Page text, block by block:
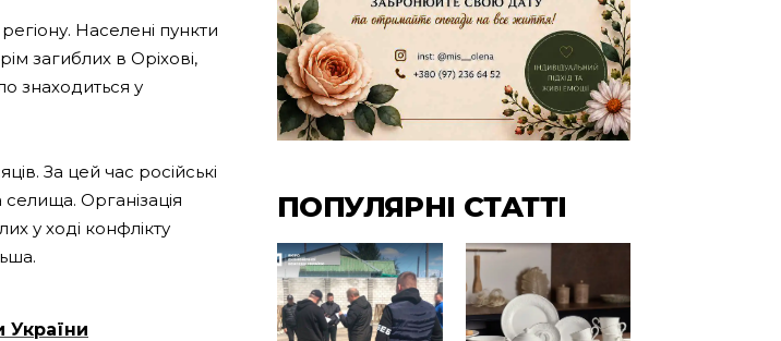
Населені пункти
загиблих в Оріхові,
знаходиться у
За цей час російські
селища. Організація
у ході конфлікту
України
ПОПУЛЯРНІ СТАТТІ